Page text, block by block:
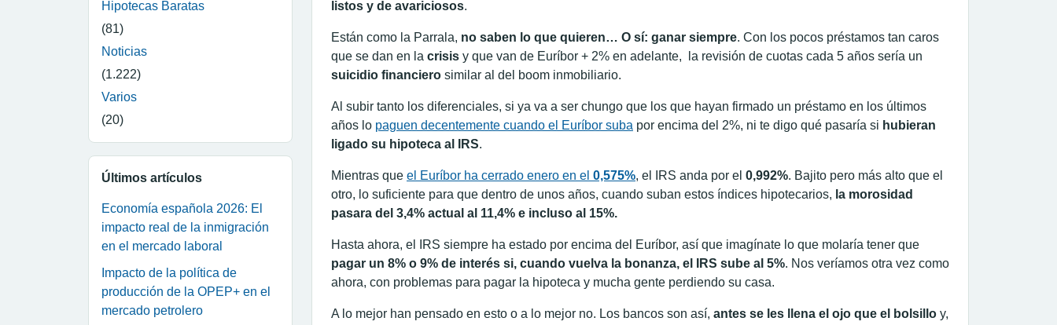
Hipotecas Baratas
(81)
Noticias
(1.222)
Varios
(20)
Últimos artículos
Economía española 2026: El
impacto real de la inmigración
en el mercado laboral
Impacto de la política de
producción de la OPEP+ en el
mercado petrolero
listos y de avariciosos.
Están como la Parrala, no saben lo que quieren… O sí: ganar siempre. Con los pocos préstamos tan caros
que se dan en la crisis y que van de Euríbor + 2% en adelante, la revisión de cuotas cada 5 años sería un
suicidio financiero similar al del boom inmobiliario.
Al subir tanto los diferenciales, si ya va a ser chungo que los que hayan firmado un préstamo en los últimos
años lo paguen decentemente cuando el Euríbor suba por encima del 2%, ni te digo qué pasaría si hubieran
ligado su hipoteca al IRS.
Mientras que el Euríbor ha cerrado enero en el 0,575%, el IRS anda por el 0,992%. Bajito pero más alto que el
otro, lo suficiente para que dentro de unos años, cuando suban estos índices hipotecarios, la morosidad
pasara del 3,4% actual al 11,4% e incluso al 15%.
Hasta ahora, el IRS siempre ha estado por encima del Euríbor, así que imagínate lo que molaría tener que
pagar un 8% o 9% de interés si, cuando vuelva la bonanza, el IRS sube al 5%. Nos veríamos otra vez como
ahora, con problemas para pagar la hipoteca y mucha gente perdiendo su casa.
A lo mejor han pensado en esto o a lo mejor no. Los bancos son así, antes se les llena el ojo que el bolsillo y,